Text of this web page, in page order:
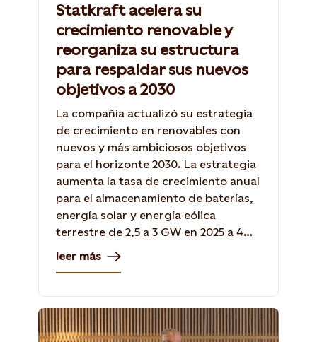
Statkraft acelera su
crecimiento renovable y
reorganiza su estructura
para respaldar sus nuevos
objetivos a 2030
La compañía actualizó su estrategia
de crecimiento en renovables con
nuevos y más ambiciosos objetivos
para el horizonte 2030. La estrategia
aumenta la tasa de crecimiento anual
para el almacenamiento de baterías,
energía solar y energía eólica
terrestre de 2,5 a 3 GW en 2025 a 4
GW en 2030.
leer más